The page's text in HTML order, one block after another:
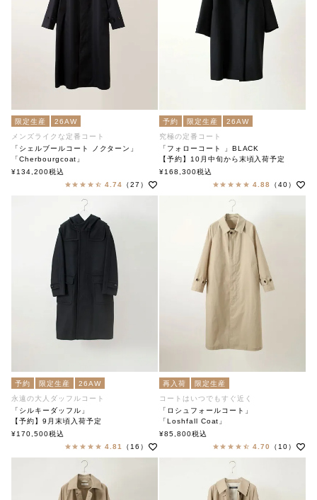
限定生産
26AW
メンズライクな定番コート
「シェルブールコート ノクターン」
「Cherbourgcoat」
soutiencollar（ステンカラー）
¥134,200税込
4.74
（27）
予約 限定生産
26AW
究極の定番コート
「フォローコート 」BLACK
【予約】10月中旬から末頃入荷予定
「Follow Coat」BLACK
soutiencollar（ステンカラー）
¥168,300税込
4.88
（40）
予約 限定生産
26AW
永遠の大人ダッフルコート
「シルキーダッフル」
【予約】9月末頃入荷予定
「Silky duffel」
¥170,500税込
4.81
（16）
再入荷
限定生産
コートはいつでもすぐ近く
「ロシュフォールコート」
「Loshfall Coat」
soutiencollar（ステンカラー）
¥85,800税込
4.70
（10）